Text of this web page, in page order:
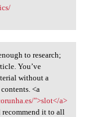
to research;
You’ve
without a
<a
">slot</a>
it to all